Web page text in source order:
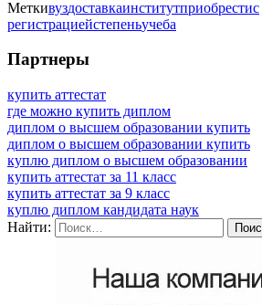
Меткивуздоставкаинститутприобрестис
регистрациейстепеньучеба
Партнеры
купить аттестат
где можно купить диплом
диплом о высшем образовании купить
диплом о высшем образовании купить
куплю диплом о высшем образовании
купить аттестат за 11 класс
купить аттестат за 9 класс
куплю диплом кандидата наук
Найти: